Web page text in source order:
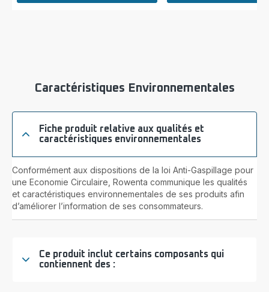
Caractéristiques Environnementales
Fiche produit relative aux qualités et
caractéristiques environnementales
Conformément aux dispositions de la loi Anti-Gaspillage pour
une Economie Circulaire, Rowenta communique les qualités
et caractéristiques environnementales de ses produits afin
d’améliorer l’information de ses consommateurs.
Ce produit inclut certains composants qui
contiennent des :